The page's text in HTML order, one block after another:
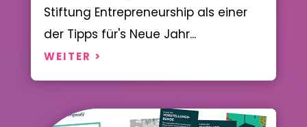
Stiftung Entrepreneurship als einer
der Tipps für's Neue Jahr...
WEITER >